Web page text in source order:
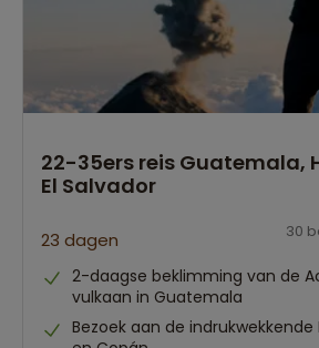
Persoonlijk én
Best beoordeelde
22-35ers reis Guatemala,
El Salvador
23 dagen 30
2-daagse beklimming van de
vulkaan in Guatemala
Bezoek aan de indrukwekkende